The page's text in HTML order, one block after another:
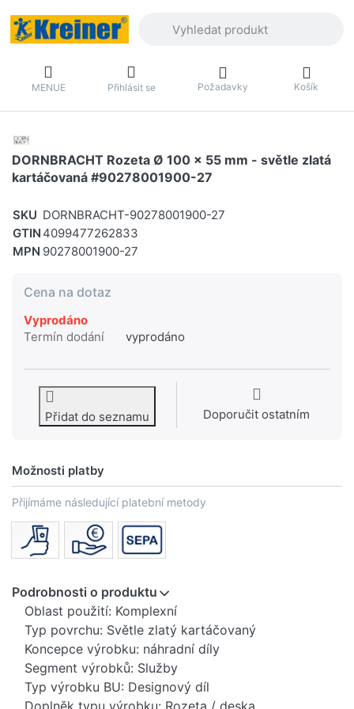
MENUE Přihlásit se Požadavky Košík
DORNBRACHT Rozeta Ø 100 x 55 mm - světle zlatá
kartáčovaná #90278001900-27
SKU DORNBRACHT-90278001900-27
GTIN 4099477262833
MPN 90278001900-27
Cena na dotaz
Vyprodáno
Termín dodání
vyprodáno
Přidat do seznamu Doporučit ostatním
Možnosti platby
Přijímáme následující platební metody
Podrobnosti o produktu
Oblast použití: Komplexní
Typ povrchu: Světle zlatý kartáčovaný
Koncepce výrobku: náhradní díly
Segment výrobků: Služby
Typ výrobku BU: Designový díl
Doplněk typu výrobku: Rozeta / deska